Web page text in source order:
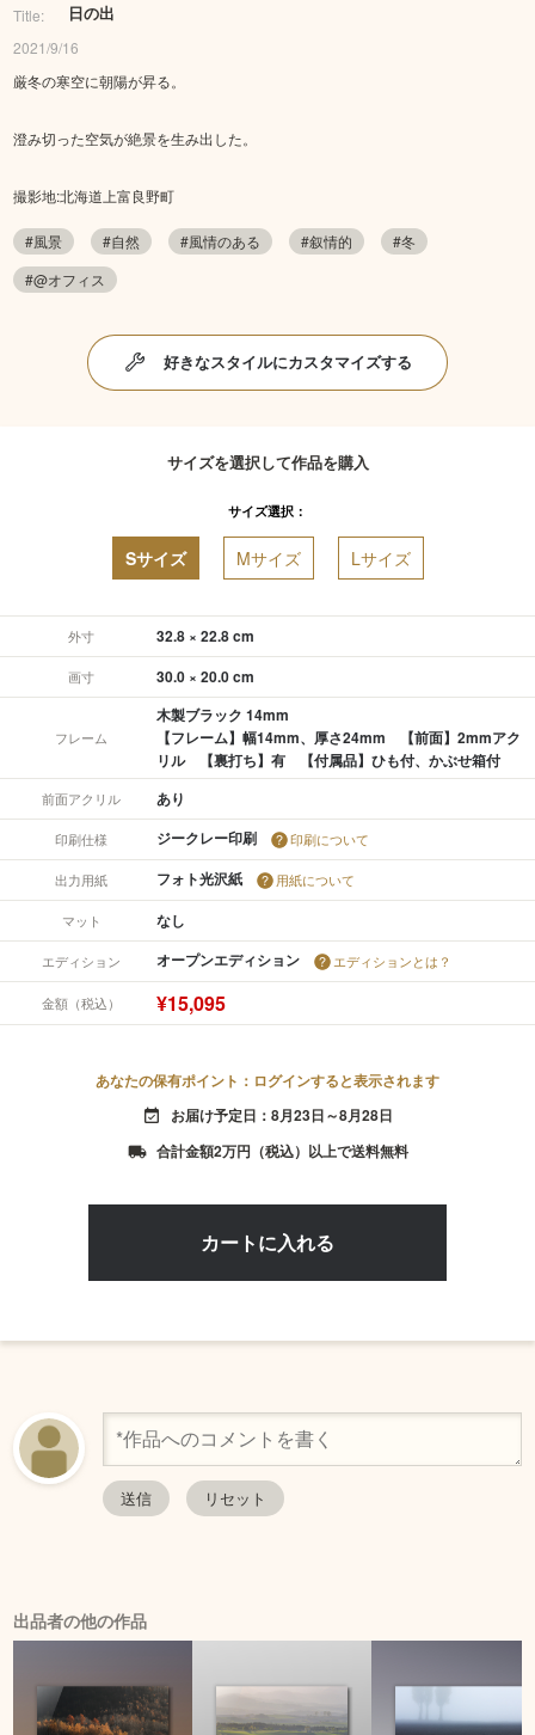
Title: 日の出
2021/9/16
厳冬の寒空に朝陽が昇る。
澄み切った空気が絶景を生み出した。
撮影地:北海道上富良野町
#風景 #自然 #風情のある #叙情的
#冬
#@オフィス
好きなスタイルにカスタマイズする
サイズを選択して作品を購入
サイズ選択：
Sサイズ Mサイズ Lサイズ
外寸 32.8 × 22.8 cm
画寸 30.0 × 20.0 cm
フレーム
木製ブラック 14mm
【フレーム】幅14mm、厚さ24mm 【前面】2mmアク
リル 【裏打ち】有 【付属品】ひも付、かぶせ箱付
前面アクリル あり
印刷仕様 ジークレー印刷 印刷について
出力用紙 フォト光沢紙 用紙について
マット なし
エディション オープンエディション エディションとは？
金額（税込） ¥15,095
あなたの保有ポイント：ログインすると表示されます
event_available お届け予定日：8月23日～8月28日
local_shipping 合計金額2万円（税込）以上で送料無料
出品者の他の作品